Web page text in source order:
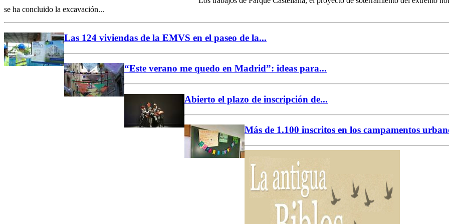
se ha concluido la excavación...
Las 124 viviendas de la EMVS en el paseo de la...
“Este verano me quedo en Madrid”: ideas para...
Abierto el plazo de inscripción de...
Más de 1.100 inscritos en los campamentos